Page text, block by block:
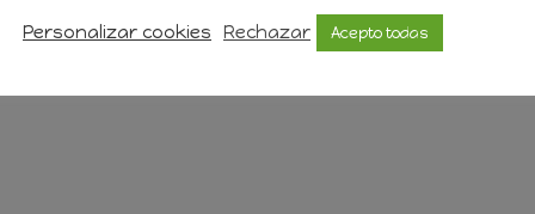
Personalizar cookies Rechazar Acepto todas